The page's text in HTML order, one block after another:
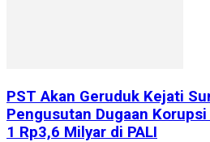
PST Akan Geruduk Kejati
Pengusutan Dugaan
1 Rp3,6 Milyar di PALI